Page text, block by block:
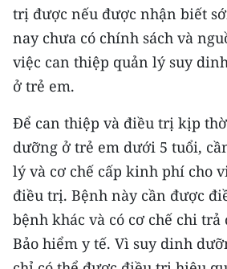
VỀ BÁO NHÂN DÂN
THỜI NAY
NHÂN DÂN CUỐI TUẦN
NHÂN DÂN HẰNG THÁNG
MUA BÁO
ĐỌC BÁO IN
trị được nếu được nhận biết
nay chưa có chính sách và
việc can thiệp quản lý suy
ở trẻ em.
Để can thiệp và điều trị kịp
dưỡng ở trẻ em dưới 5 tuổi,
lý và cơ chế cấp kinh phí cho
điều trị. Bệnh này cần được
bệnh khác và có cơ chế chi
Bảo hiểm y tế. Vì suy dinh